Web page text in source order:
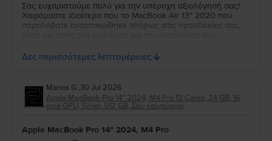
Σας ευχαριστούμε πολύ για την υπέροχη αξιολόγησή σας!
Χαιρόμαστε ιδιαίτερα που το MacBook Air 13″ 2020 που
παραλάβατε ανταποκρίθηκε πλήρως στις προσδοκίες σας,
παράδοσης. Σας ευχαριστούμε για την εμπιστοσύνη σας και
ευχόμαστε να το χαρείτε!
Δες περισσότερες λεπτομέρειες
Manos G.,30 Jul 2026
Apple MacBook Pro 14″ 2024, M4 Pro 12 Cores, 24 GB, 16
core GPU, Silver, 512 GB, Σαν καινούργιο
Apple MacBook Pro 14″ 2024, M4 Pro